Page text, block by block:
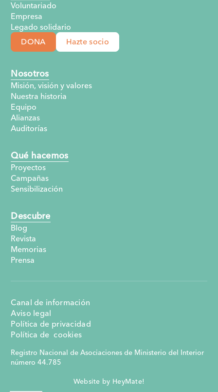
Nosotros
Misión, visión y valores
Nuestra historia
Equipo
Alianzas
Auditorías
Qué hacemos
Proyectos
Campañas
Sensibilización
Descubre
Blog
Revista
Memorias
Prensa
Voluntariado
Empresa
Legado solidario
DONA Hazte socio
Registro Nacional de Asociaciones de Ministerio del Interior
número 44.785
Canal de información
Aviso legal
Política de privacidad
Política de cookies
Website by HeyMate!